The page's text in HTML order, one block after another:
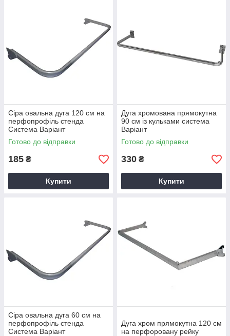
Сіра овальна дуга 120 см на
перфопрофіль стенда
Система Варіант
Готово до відправки
185 ₴
Купити
Дуга хромована прямокутна
90 см із кульками система
Варіант
Готово до відправки
330 ₴
Купити
Сіра овальна дуга 60 см на
перфопрофіль стенда
Система Варіант
Дуга хром прямокутна 120 см
на перфоровану рейку